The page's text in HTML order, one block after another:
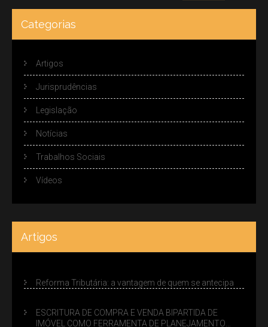
Categorias
Artigos
Jurisprudências
Legislação
Notícias
Trabalhos Sociais
Vídeos
Artigos
Reforma Tributária: a vantagem de quem se antecipa
ESCRITURA DE COMPRA E VENDA BIPARTIDA DE
IMÓVEL COMO FERRAMENTA DE PLANEJAMENTO